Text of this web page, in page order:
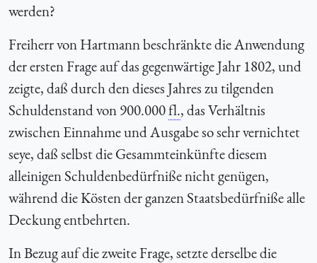
werden?
Freiherr von Hartmann beschränkte die Anwendung
der ersten Frage auf das gegenwärtige Jahr 1802, und
zeigte, daß durch den dieses Jahres zu tilgenden
Schuldenstand von 900.000fl., das Verhältnis
zwischen Einnahme und Ausgabe so sehr vernichtet
seye, daß selbst die Gesammteinkünfte diesem
alleinigen Schuldenbedürfniße nicht genügen,
während die Kösten der ganzen Staatsbedürfniße alle
Deckung entbehrten.
In Bezug auf die zweite Frage, setzte derselbe die